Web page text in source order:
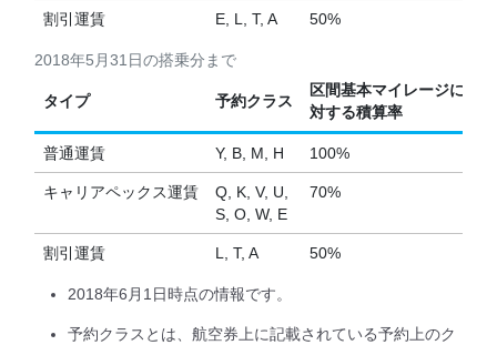
割引運賃 E, L, T, A 50%
2018年5月31日の搭乗分まで
タイプ 予約クラス
区間基本マイレージに
対する積算率
普通運賃 Y, B, M, H 100%
キャリアペックス運賃
Q, K, V, U,
S, O, W, E
70%
割引運賃 L, T, A 50%
2018年6月1日時点の情報です。
予約クラスとは、航空券上に記載されている予約上のク